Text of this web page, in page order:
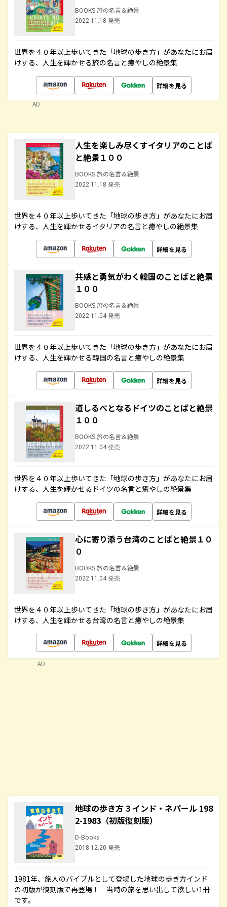
BOOKS 旅の名言＆絶景
2022.11.18 発売
世界を４０年以上歩いてきた「地球の歩き方」があなたにお届
けする、人生を輝かせる旅の名言と癒やしの絶景集
詳細を見る
AD
人生を楽しみ尽くすイタリアのことば
と絶景１００
BOOKS 旅の名言＆絶景
2022.11.18 発売
世界を４０年以上歩いてきた「地球の歩き方」があなたにお届
けする、人生を輝かせるイタリアの名言と癒やしの絶景集
詳細を見る
共感と勇気がわく韓国のことばと絶景
１００
BOOKS 旅の名言＆絶景
2022.11.04 発売
世界を４０年以上歩いてきた「地球の歩き方」があなたにお届
けする、人生を輝かせる韓国の名言と癒やしの絶景集
詳細を見る
道しるべとなるドイツのことばと絶景
１００
BOOKS 旅の名言＆絶景
2022.11.04 発売
世界を４０年以上歩いてきた「地球の歩き方」があなたにお届
けする、人生を輝かせるドイツの名言と癒やしの絶景集
詳細を見る
心に寄り添う台湾のことばと絶景１０
０
BOOKS 旅の名言＆絶景
2022.11.04 発売
世界を４０年以上歩いてきた「地球の歩き方」があなたにお届
けする、人生を輝かせる台湾の名言と癒やしの絶景集
詳細を見る
地球の歩き方 3 インド・ネパール 198
2-1983（初版復刻版）
D-Books
2018.12.20 発売
1981年、旅人のバイブルとして登場した地球の歩き方インド
の初版が復刻版で再登場！ 当時の旅を思い出して欲しい1冊
です。
AD